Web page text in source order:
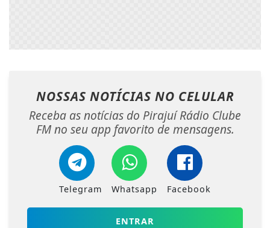
NOSSAS NOTÍCIAS NO CELULAR
Receba as notícias do Pirajuí Rádio Clube
FM no seu app favorito de mensagens.
Telegram Whatsapp Facebook
ENTRAR